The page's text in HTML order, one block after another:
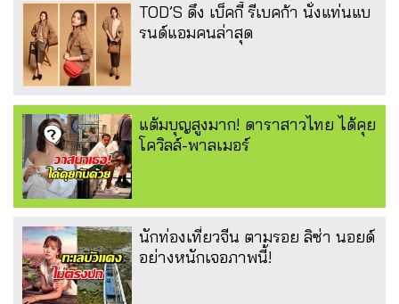
TOD’S ดึง เบ็คกี้ รีเบคก้า นั่งแท่นแบ
รนด์แอมคนล่าสุด
แต้มบุญสูงมาก! ดาราสาวไทย ได้คุย
โควิลล์-พาลเมอร์
นักท่องเที่ยวจีน ตามรอย ลิซ่า นอยด์
อย่างหนักเจอภาพนี้!